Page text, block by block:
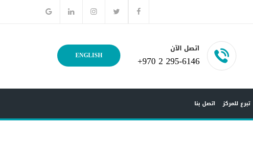
اتصل الآن
+970 2 295-6146
ENGLISH
تبرع للمركز اتصل بنا